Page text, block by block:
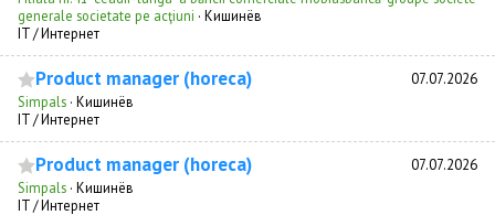
generale societate pe acţiuni · Кишинёв
IT / Интернет
Product manager (horeca) 07.07.2026
Simpals · Кишинёв
IT / Интернет
Product manager (horeca) 07.07.2026
Simpals · Кишинёв
IT / Интернет